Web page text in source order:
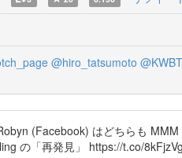
@hiro_tatsumoto
(Facebook) はどちらも
の「再発見」 https://t.co/